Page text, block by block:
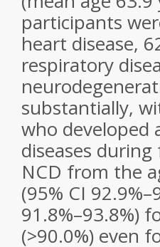
participants
heart disease,
respiratory
substantially,
who developed
diseases
NCD from the
(95% CI
91.8%–93.8%)
(>90.0%) even